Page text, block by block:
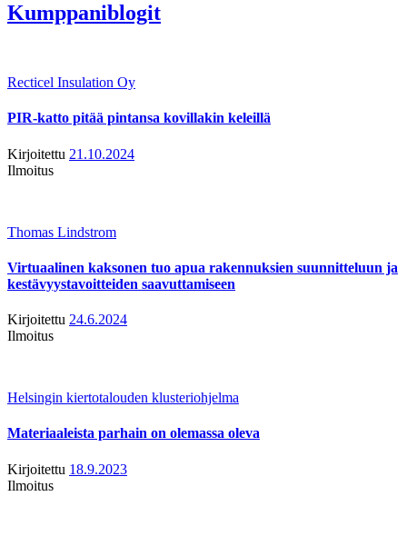
Kumppaniblogit
Recticel Insulation Oy
PIR-katto pitää pintansa kovillakin keleillä
Kirjoitettu 21.10.2024
Ilmoitus
Thomas Lindstrom
Virtuaalinen kaksonen tuo apua rakennuksien suunnitteluun ja
kestävyystavoitteiden saavuttamiseen
Kirjoitettu 24.6.2024
Ilmoitus
Helsingin kiertotalouden klusteriohjelma
Materiaaleista parhain on olemassa oleva
Kirjoitettu 18.9.2023
Ilmoitus